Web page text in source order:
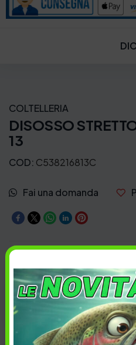
COLTELLERIA
DISOSSO
13
COD: C538216813C
Fai una domanda